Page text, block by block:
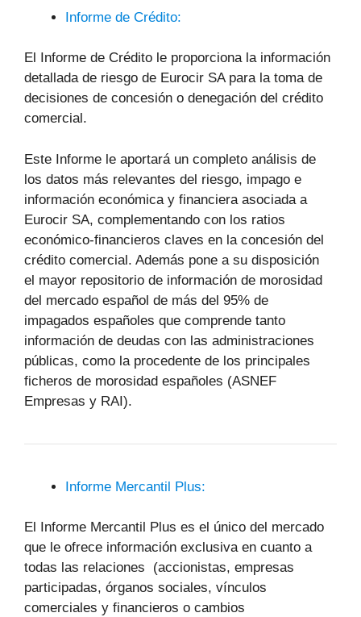
Informe de Crédito:
El Informe de Crédito le proporciona la información
detallada de riesgo de Eurocir SA para la toma de
decisiones de concesión o denegación del crédito
comercial.
Este Informe le aportará un completo análisis de
los datos más relevantes del riesgo, impago e
información económica y financiera asociada a
Eurocir SA, complementando con los ratios
económico-financieros claves en la concesión del
crédito comercial. Además pone a su disposición
el mayor repositorio de información de morosidad
del mercado español de más del 95% de
impagados españoles que comprende tanto
información de deudas con las administraciones
públicas, como la procedente de los principales
ficheros de morosidad españoles (ASNEF
Empresas y RAI).
Informe Mercantil Plus:
El Informe Mercantil Plus es el único del mercado
que le ofrece información exclusiva en cuanto a
todas las relaciones (accionistas, empresas
participadas, órganos sociales, vínculos
comerciales y financieros o cambios